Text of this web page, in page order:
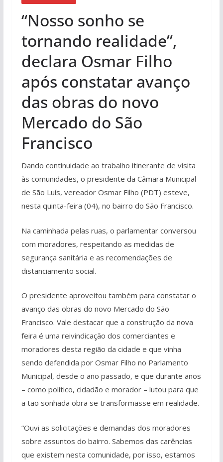
“Nosso sonho se
tornando realidade”,
declara Osmar Filho
após constatar avanço
das obras do novo
Mercado do São
Francisco
Dando continuidade ao trabalho itinerante de visita
às comunidades, o presidente da Câmara Municipal
de São Luís, vereador Osmar Filho (PDT) esteve,
nesta quinta-feira (04), no bairro do São Francisco.
Na caminhada pelas ruas, o parlamentar conversou
com moradores, respeitando as medidas de
segurança sanitária e as recomendações de
distanciamento social.
O presidente aproveitou também para constatar o
avanço das obras do novo Mercado do São
Francisco. Vale destacar que a construção da nova
feira é uma reivindicação dos comerciantes e
moradores desta região da cidade e que vinha
sendo defendida por Osmar Filho no Parlamento
Municipal, desde o ano passado, e que durante anos
– como político, cidadão e morador – lutou para que
a tão sonhada obra se transformasse em realidade.
“Ouvi as solicitações e demandas dos moradores
sobre assuntos do bairro. Sabemos das carências
que existem nesta comunidade, por isso, estamos